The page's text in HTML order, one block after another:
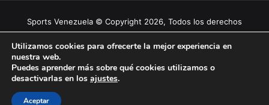
Sports Venezuela © Copyright 2026, Todos los derechos
reservados |
Tema gestionado por Caissa Agency
Facebook
X YouTubeInstagram
Utilizamos cookies para ofrecerte la mejor experiencia en
nuestra web.
Puedes aprender más sobre qué cookies utilizamos o
desactivarlas en los ajustes.
Aceptar